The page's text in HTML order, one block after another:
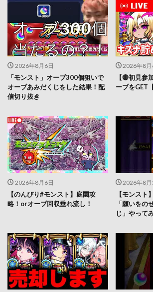
2026年8月6日
「モンスト」オーブ300個狙いで
オーブあみだくじをした結果！配
信切り抜き
2026年8月
【🔴初見参
ーブをGET
2026年8月6日
【のんびり#モンスト】庭園攻
略！orオーブ回収垂れ流し！
2026年8月
【モンスト
「願いをの
じ」やって